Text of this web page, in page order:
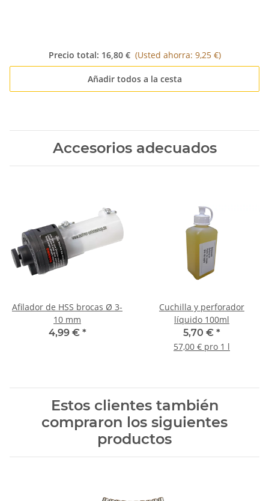
Precio total: 16,80 € (Usted ahorra: 9,25 €)
Añadir todos a la cesta
Accesorios adecuados
Afilador de HSS brocas Ø 3-
10 mm
4,99 € *
Cuchilla y perforador
líquido 100ml
5,70 € *
57,00 € pro 1 l
Estos clientes también
compraron los siguientes
productos